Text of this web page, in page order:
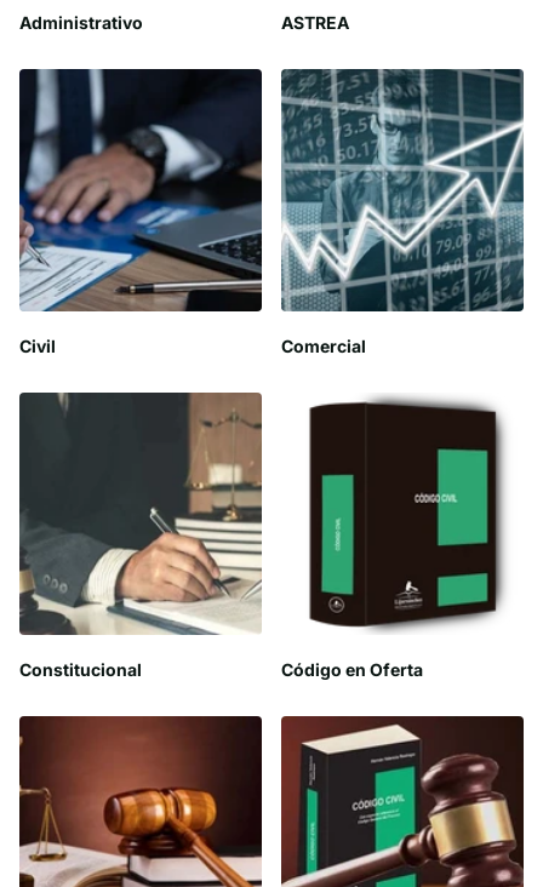
Administrativo ASTREA
Civil Comercial
Constitucional Código en Oferta